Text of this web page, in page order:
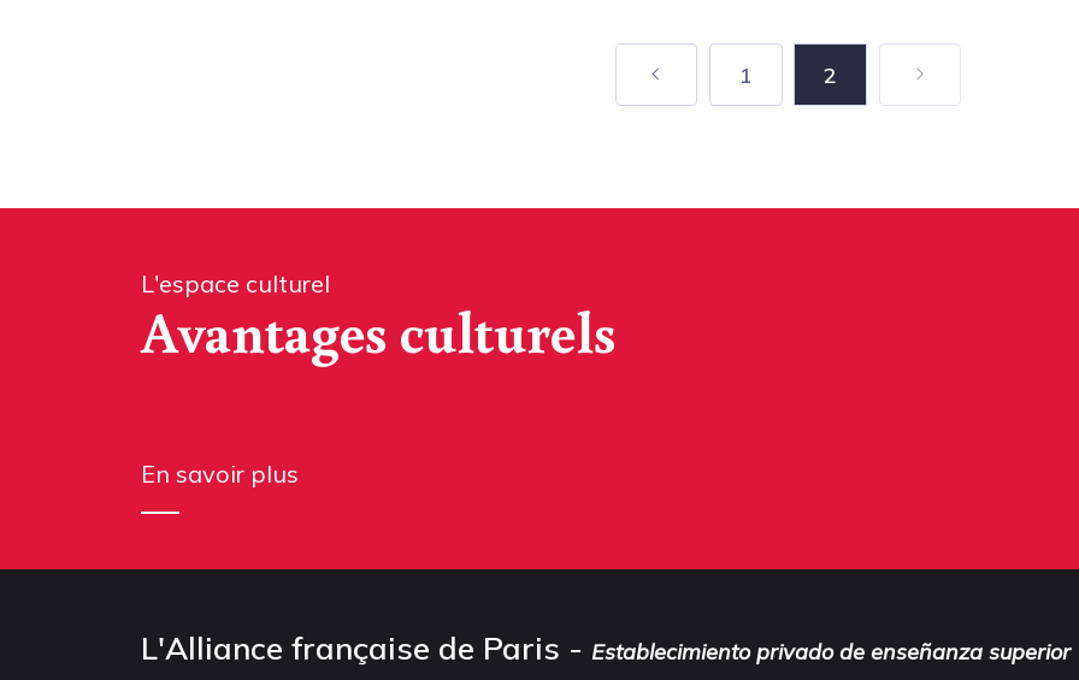
1 2
L'espace culturel
Avantages culturels
En savoir plus
L'Alliance française de Paris - Establecimiento privado de enseñanza superior